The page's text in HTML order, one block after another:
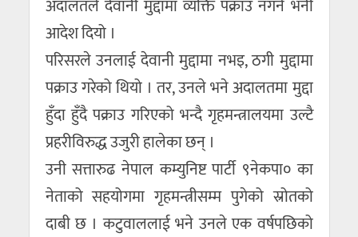
अदालतले देवानी मुद्दामा व्यक्ति पक्राउ नगर्न भनी
आदेश दियो ।
परिसरले उनलाई देवानी मुद्दामा नभइ, ठगी मुद्दामा
पक्राउ गरेको थियो । तर, उनले भने अदालतमा मुद्दा
हुँदा हुँदै पक्राउ गरिएको भन्दै गृहमन्त्रालयमा उल्टै
प्रहरीविरुद्ध उजुरी हालेका छन् ।
उनी सत्तारुढ नेपाल कम्युनिष्ट पार्टी ९नेकपा० का
नेताको सहयोगमा गृहमन्त्रीसम्म पुगेको स्रोतको
दाबी छ । कटुवाललाई भने उनले एक वर्षपछिको